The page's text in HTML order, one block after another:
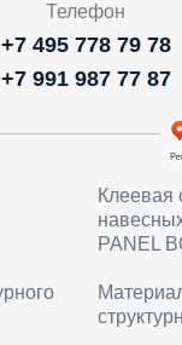
Телефон
+7 495 778 79 78
+7 991 987 77 87
Клеевая
PANEL